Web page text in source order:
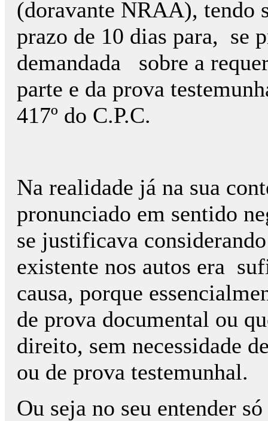
(doravante NRAA), tendo
prazo de 10 dias para, se
demandada sobre a
parte e da prova
417º do C.P.C.
Na realidade já na sua
pronunciado em sentido
se justificava
existente nos autos era
causa, porque
de prova documental ou
direito, sem necessidade
ou de prova testemunhal.
Ou seja no seu entender